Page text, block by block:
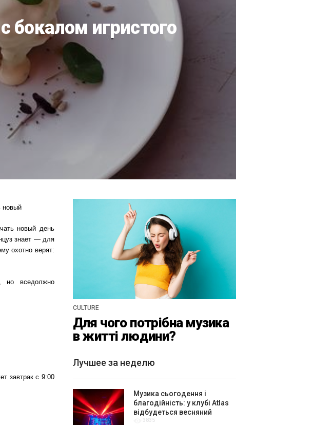
бокалом игристого
новый
новый день
знает — для
охотно верят:
но вседолжно
завтрак с 9:00
CULTURE
Для чого потрібна музика
в житті людини?
Лучшее за неделю
Музика сьогодення і
благодійність: у клубі Atlas
відбудеться весняний
«ГОМІН»
3835